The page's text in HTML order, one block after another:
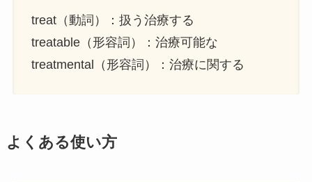
treat（動詞）：扱う治療する
treatable（形容詞）：治療可能な
treatmental（形容詞）：治療に関する
よくある使い方